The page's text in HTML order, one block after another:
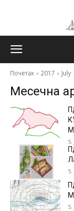
Почетак 2017 July
Месечна
5.
5.
5.